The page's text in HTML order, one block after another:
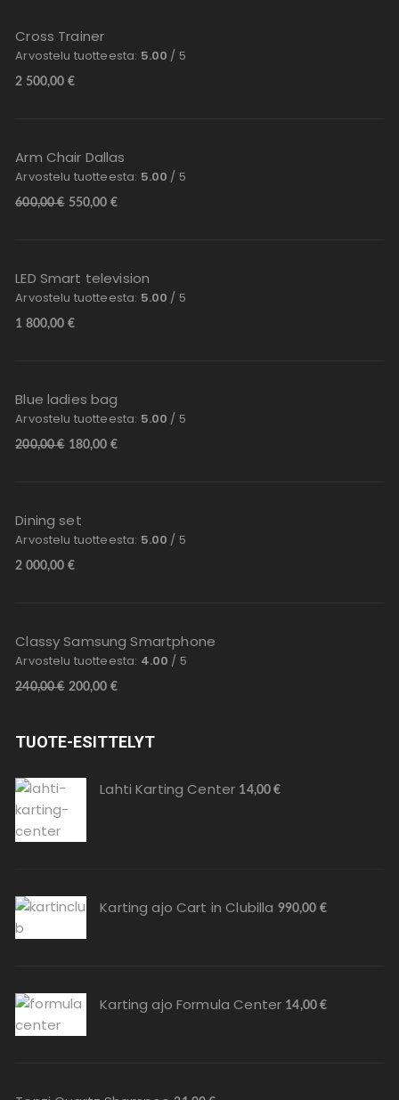
Cross Trainer
Arvostelu tuotteesta: 5.00 / 5
2 500,00 €
Arm Chair Dallas
Arvostelu tuotteesta: 5.00 / 5
600,00€ 550,00 €
LED Smart television
Arvostelu tuotteesta: 5.00 / 5
1 800,00 €
Blue ladies bag
Arvostelu tuotteesta: 5.00 / 5
200,00€ 180,00 €
Dining set
Arvostelu tuotteesta: 5.00 / 5
2 000,00 €
Classy Samsung Smartphone
Arvostelu tuotteesta: 4.00 / 5
240,00€ 200,00 €
TUOTE-ESITTELYT
Lahti Karting Center 14,00€
Karting ajo Cart in Clubilla 990,00 €
Karting ajo Formula Center 14,00€